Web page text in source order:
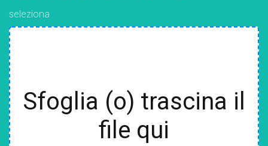
seleziona
Sfoglia (o) trascina il
file qui